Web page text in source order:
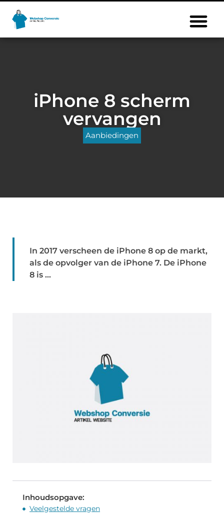
iPhone 8 scherm
vervangen
Aanbiedingen
In 2017 verscheen de iPhone 8 op de markt,
als de opvolger van de iPhone 7. De iPhone
8 is ...
Inhoudsopgave:
Veelgestelde vragen